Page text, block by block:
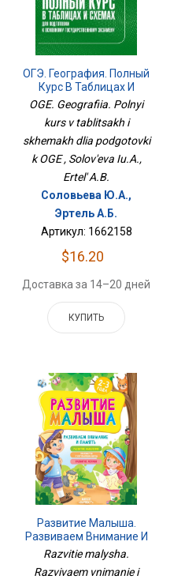
ОГЭ. География. Полный
Курс В Таблицах И
Схемах Для Подготовки
К ОГЭ
OGE. Geografiia. Polnyi
kurs v tablitsakh i
skhemakh dlia podgotovki
k OGE , Solov'eva Iu.A.,
Ertel' A.B.
Соловьева Ю.А.,
Эртель А.Б.
Артикул: 1662158
$16.20
Доставка за 14–20 дней
КУПИТЬ
Развитие Малыша.
Развиваем Внимание И
Память. 2-3 Года
Razvitie malysha.
Razvivaem vnimanie i